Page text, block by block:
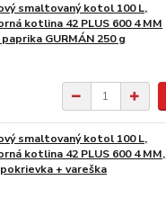
smaltovaný kotol 100 L,
kotlina 42 PLUS 600 4 MM
GURMÁN 250 g
smaltovaný kotol 100 L,
kotlina 42 PLUS 600 4 MM,
+ vareška